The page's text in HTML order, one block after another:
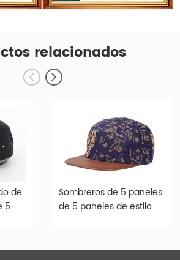
relacionados
de
5
Sombreros de 5 paneles
de 5 paneles de estilo
de cuero marrón